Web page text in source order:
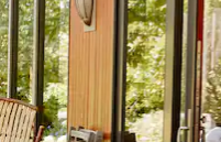
ou en appuyant et en